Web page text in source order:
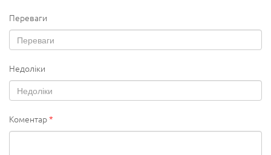
Переваги
Недоліки
Коментар*